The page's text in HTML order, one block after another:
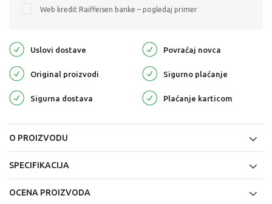
Web kredit Raiffeisen banke – pogledaj primer
Uslovi dostave Povraćaj novca
Original proizvodi Sigurno plaćanje
Sigurna dostava Plaćanje karticom
O PROIZVODU
SPECIFIKACIJA
OCENA PROIZVODA